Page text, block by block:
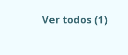
Ver todos (1)